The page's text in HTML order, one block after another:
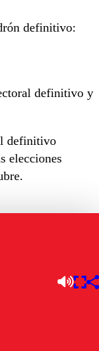
definitivo:
definitivo y
definitivo
elecciones